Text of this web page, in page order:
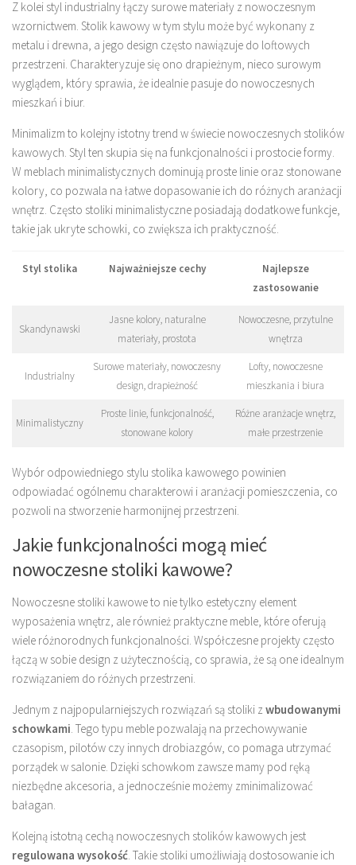
Z kolei styl industrialny łączy surowe materiały z nowoczesnym
wzornictwem. Stolik kawowy w tym stylu może być wykonany z
metalu i drewna, a jego design często nawiązuje do loftowych
przestrzeni. Charakteryzuje się ono drapieżnym, nieco surowym
wyglądem, który sprawia, że idealnie pasuje do nowoczesnych
mieszkań i biur.
Minimalizm to kolejny istotny trend w świecie nowoczesnych stolików
kawowych. Styl ten skupia się na funkcjonalności i prostocie formy.
W meblach minimalistycznych dominują proste linie oraz stonowane
kolory, co pozwala na łatwe dopasowanie ich do różnych aranżacji
wnętrz. Często stoliki minimalistyczne posiadają dodatkowe funkcje,
takie jak ukryte schowki, co zwiększa ich praktyczność.
Styl stolika Najważniejsze cechy
Najlepsze
zastosowanie
Skandynawski
Jasne kolory, naturalne
materiały, prostota
Nowoczesne, przytulne
wnętrza
Industrialny
Surowe materiały, nowoczesny
design, drapieżność
Lofty, nowoczesne
mieszkania i biura
Minimalistyczny
Proste linie, funkcjonalność,
stonowane kolory
Różne aranżacje wnętrz,
małe przestrzenie
Wybór odpowiedniego stylu stolika kawowego powinien
odpowiadać ogólnemu charakterowi i aranżacji pomieszczenia, co
pozwoli na stworzenie harmonijnej przestrzeni.
Jakie funkcjonalności mogą mieć
nowoczesne stoliki kawowe?
Nowoczesne stoliki kawowe to nie tylko estetyczny element
wyposażenia wnętrz, ale również praktyczne meble, które oferują
wiele różnorodnych funkcjonalności. Współczesne projekty często
łączą w sobie design z użytecznością, co sprawia, że są one idealnym
rozwiązaniem do różnych przestrzeni.
Jednym z najpopularniejszych rozwiązań są stoliki z wbudowanymi
schowkami . Tego typu meble pozwalają na przechowywanie
czasopism, pilotów czy innych drobiazgów, co pomaga utrzymać
porządek w salonie. Dzięki schowkom zawsze mamy pod ręką
niezbędne akcesoria, a jednocześnie możemy zminimalizować
bałagan.
Kolejną istotną cechą nowoczesnych stolików kawowych jest
regulowana wysokość . Takie stoliki umożliwiają dostosowanie ich